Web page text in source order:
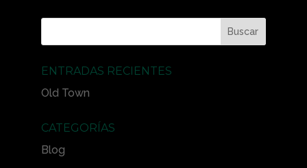
ENTRADAS RECIENTES
Old Town
CATEGORÍAS
Blog